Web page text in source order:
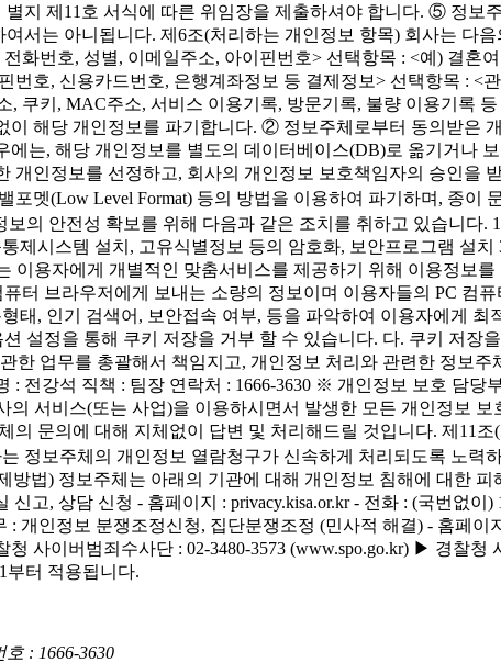
지 제11호 서식에 따른 위임장을 제출하셔야 합니다. ⑤ 정보
서는 아니됩니다. 제6조(처리하는 개인정보 항목) 회사는 다
화번호, 성별, 이메일주소, 아이핀번호> 선택항목 : <예) 결혼
번호, 신용카드번호, 은행계좌정보 등 결제정보> 선택항목 : <
, 쿠키, MAC주소, 서비스 이용기록, 방문기록, 불량 이용기록
이 해당 개인정보를 파기합니다. ② 정보주체로부터 동의받은
에는, 해당 개인정보를 별도의 데이터베이스(DB)로 옮기거나
개인정보를 선정하고, 회사의 개인정보 보호책임자의 승인을
포멧(Low Level Format) 등의 방법을 이용하여 파기하며, 종
의 안전성 확보를 위해 다음과 같은 조치를 취하고 있습니다.
제시스템 설치, 고유식별정보 등의 암호화, 보안프로그램 설
이용자에게 개별적인 맞춤서비스를 제공하기 위해 이용정보
터 브라우저에게 보내는 소량의 정보이며 이용자들의 PC 컴
태, 인기 검색어, 보안접속 여부, 등을 파악하여 이용자에게
설정을 통해 쿠키 저장을 거부 할 수 있습니다. 다. 쿠키 저장
한 업무를 총괄해서 책임지고, 개인정보 처리와 관련한 정보
전강석 직책 : 팀장 연락처 : 1666-3630 ※ 개인정보 보호 담
서비스(또는 사업)을 이용하시면서 발생한 모든 개인정보
의 문의에 대해 지체없이 답변 및 처리해드릴 것입니다. 제11
정보주체의 개인정보 열람청구가 신속하게 처리되도록 노
방법) 정보주체는 아래의 기관에 대해 개인정보 침해에 대한
고, 상담 신청 - 홈페이지 : privacy.kisa.or.kr - 전화 : (국번없이
인정보 분쟁조정신청, 집단분쟁조정 (민사적 해결) - 홈페이
사이버범죄수사단 : 02-3480-3573 (www.spo.go.kr) ▶ 경찰청
부터 적용됩니다.
호 : 1666-3630